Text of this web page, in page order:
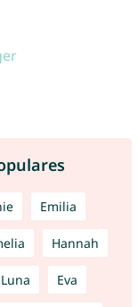
Emilia
Hannah
Luna Eva